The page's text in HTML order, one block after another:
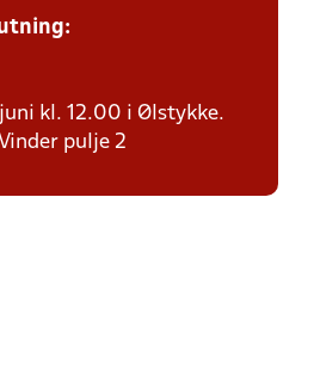
juni kl. 12.00 i Ølstykke.
pulje 2